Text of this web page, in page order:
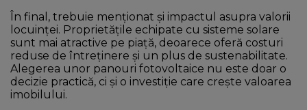
În final, trebuie menționat și impactul asupra valorii
locuinței. Proprietățile echipate cu sisteme solare
sunt mai atractive pe piață, deoarece oferă costuri
reduse de întreținere și un plus de sustenabilitate.
Alegerea unor panouri fotovoltaice nu este doar o
decizie practică, ci și o investiție care crește valoarea
imobilului.